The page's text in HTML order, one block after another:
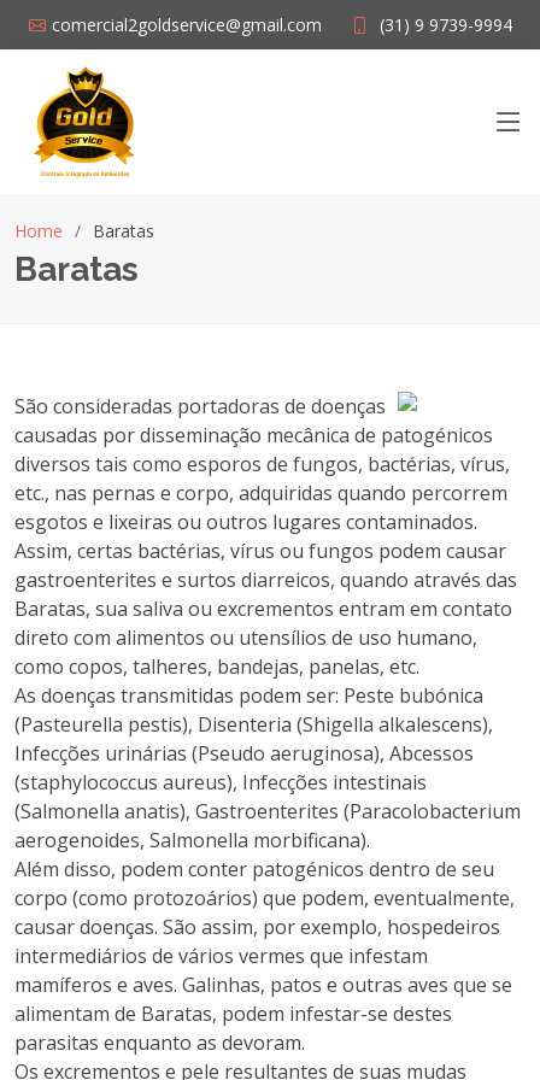
comercial2goldservice@gmail.com (31) 9 9739-9994
Home Baratas
Baratas
São consideradas portadoras de doenças
causadas por disseminação mecânica de patogénicos
diversos tais como esporos de fungos, bactérias, vírus,
etc., nas pernas e corpo, adquiridas quando percorrem
esgotos e lixeiras ou outros lugares contaminados.
Assim, certas bactérias, vírus ou fungos podem causar
gastroenterites e surtos diarreicos, quando através das
Baratas, sua saliva ou excrementos entram em contato
direto com alimentos ou utensílios de uso humano,
como copos, talheres, bandejas, panelas, etc.
As doenças transmitidas podem ser: Peste bubónica
(Pasteurella pestis), Disenteria (Shigella alkalescens),
Infecções urinárias (Pseudo aeruginosa), Abcessos
(staphylococcus aureus), Infecções intestinais
(Salmonella anatis), Gastroenterites (Paracolobacterium
aerogenoides, Salmonella morbificana).
Além disso, podem conter patogénicos dentro de seu
corpo (como protozoários) que podem, eventualmente,
causar doenças. São assim, por exemplo, hospedeiros
intermediários de vários vermes que infestam
mamíferos e aves. Galinhas, patos e outras aves que se
alimentam de Baratas, podem infestar-se destes
parasitas enquanto as devoram.
Os excrementos e pele resultantes de suas mudas